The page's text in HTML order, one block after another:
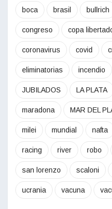
boca brasil bullrich
congreso copa
coronavirus covid
eliminatorias incendio
JUBILADOS LA PLATA
maradona MAR DEL
milei mundial nafta
racing river robo
san lorenzo scaloni
ucrania vacuna